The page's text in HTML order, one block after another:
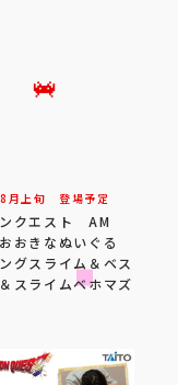
8 月 上旬 登場予定
ンクエスト AM
おきなぬいぐる
グスライム＆ベス
スライムベホマズ